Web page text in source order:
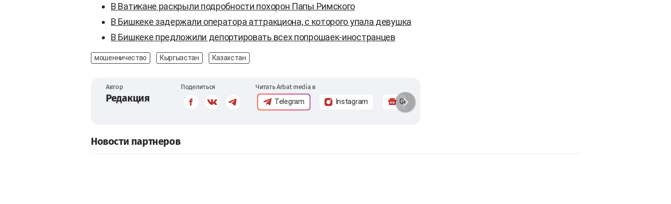
В Ватикане раскрыли подробности похорон Папы Римского
В Бишкеке задержали оператора аттракциона, с которого упала девушка
В Бишкеке предложили депортировать всех попрошаек-иностранцев
мошенничество Кыргызстан Казахстан
Автор
Редакция
Поделиться Читать Arbat media в
Telegram Instagram Google News
Новости партнеров